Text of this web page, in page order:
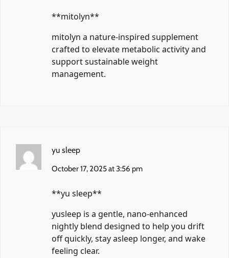
**mitolyn**
mitolyn a nature-inspired supplement
crafted to elevate metabolic activity and
support sustainable weight
management.
yu sleep
October 17, 2025 at 3:56 pm
**yu sleep**
yusleep is a gentle, nano-enhanced
nightly blend designed to help you drift
off quickly, stay asleep longer, and wake
feeling clear.